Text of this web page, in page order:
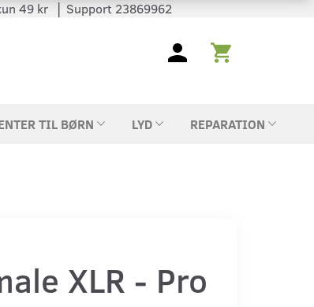
49 kr │ Support 23869962
TIL BØRN LYD REPARATION
XLR - Pro